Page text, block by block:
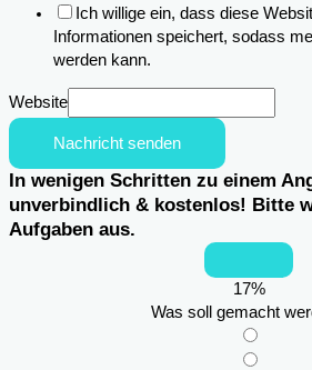
NachrichtIch willige ein, dass diese
Informationen speichert, sodass
werden kann.
Website
Nachricht senden
In wenigen Schritten zu einem
unverbindlich & kostenlos! Bitte
Aufgaben aus.
17%
Was soll gemacht